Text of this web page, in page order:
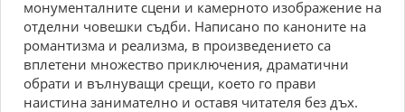
монументалните сцени и камерното изображение на
отделни човешки съдби. Написано по каноните на
романтизма и реализма, в произведението са
вплетени множество приключения, драматични
обрати и вълнуващи срещи, което го прави
наистина занимателно и оставя читателя без дъх.